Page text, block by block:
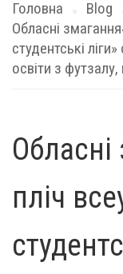
Головна Blog
Обласні
студентські
освіти з футзалу,
Обласні
пліч